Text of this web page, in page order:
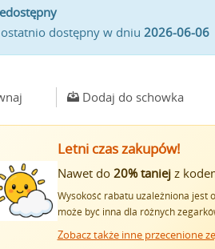
dostępny w dniu 2026-06-06
Dodaj do schowka
Letni czas zakupów!
Nawet do 20% taniejz
Wysokość rabatu uzależniona jest
może być inna dla różnych
Zobacz także inne przecenione